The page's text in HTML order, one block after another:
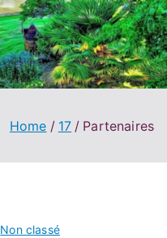
Home 17 Partenaires
Non classé